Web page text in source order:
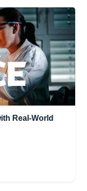
Real-World